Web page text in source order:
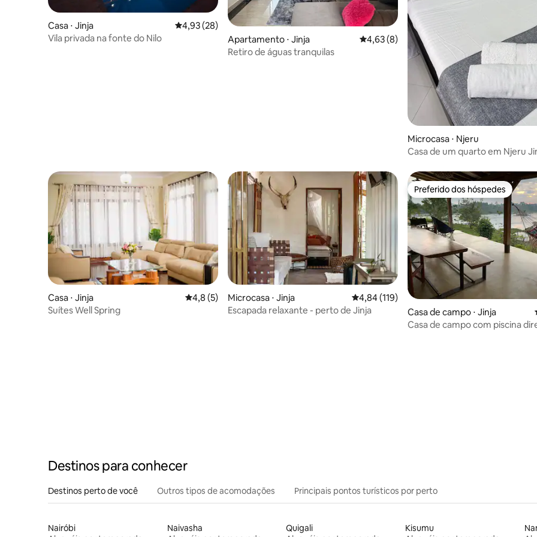
Casa ⋅ Jinja 4,93 de uma avaliação média de 5, 28 avaliações
4,93 (28)
Vila privada na fonte do Nilo
Apartamento ⋅ Jinja 4,63 de uma avaliação média de 5, 8
4,63 (8)
Retiro de águas tranquilas
Microcasa ⋅ Njeru
Casa de um quarto em Njeru
Casa ⋅ Jinja 4,8 de uma avaliação média de 5, 5 avaliações
4,8 (5)
Suítes Well Spring
Microcasa ⋅ Jinja 4,84 de uma avaliação média de 5, 119
4,84 (119)
Escapada relaxante - perto de Jinja
Preferido dos hóspedes
Preferido dos hóspedes
Casa de campo ⋅ Jinja
Casa de campo com piscina
Destinos para conhecer
Destinos perto de você Outros tipos de acomodações Principais pontos turísticos por perto
Nairóbi
Naivasha
Quigali
Kisumu